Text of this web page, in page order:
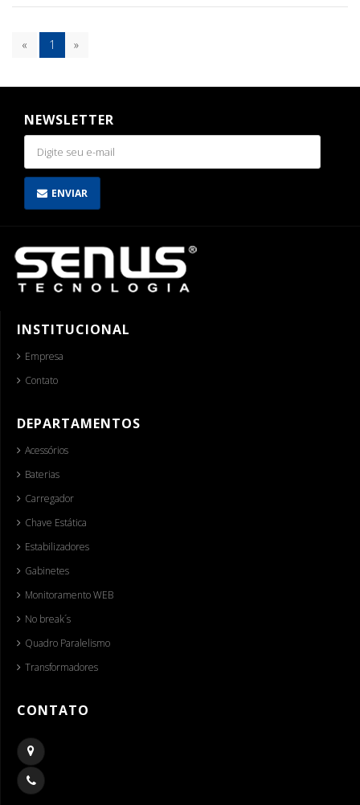
« 1 »
NEWSLETTER
ENVIAR
INSTITUCIONAL
Empresa
Contato
DEPARTAMENTOS
Acessórios
Baterias
Carregador
Chave Estática
Estabilizadores
Gabinetes
Monitoramento WEB
No break´s
Quadro Paralelismo
Transformadores
CONTATO